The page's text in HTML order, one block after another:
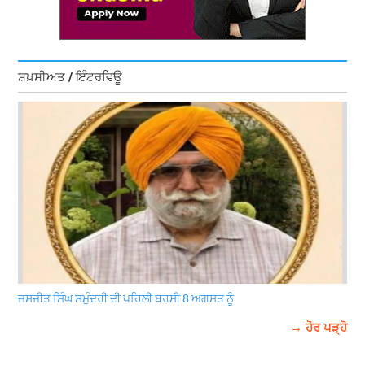
ਸ਼ਖ਼ਸੀਅਤ / ਇੰਟਰਵਿਊ
ਜਸਜੀਤ ਸਿੰਘ ਸਮੁੰਦਰੀ ਦੀ ਪਹਿਲੀ ਬਰਸੀ 8 ਅਗਸਤ ਨੂੰ
→ ਹੋਰ ਪੜ੍ਹੋ